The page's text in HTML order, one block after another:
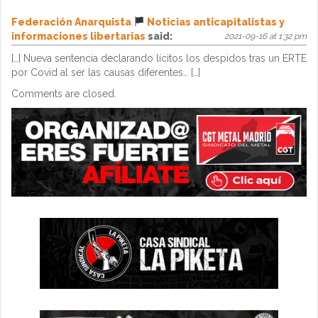
Federación Anarquista
Noticias anticapitalistas y
informaciones libertarias said: 2021-09-16 at 1:32 pm
[…] Nueva sentencia declarando lícitos los despidos tras un ERTE
por Covid al ser las causas diferentes… […]
Comments are closed.